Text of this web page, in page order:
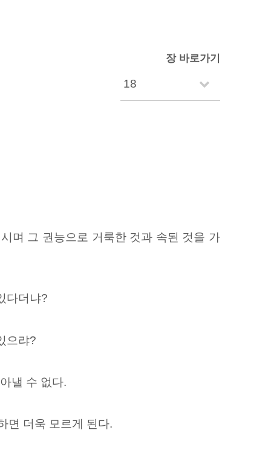
장 바로가기
며 그 권능으로 거룩한 것과 속된 것을 가
다더냐?
으랴?
낼 수 없다.
면 더욱 모르게 된다.